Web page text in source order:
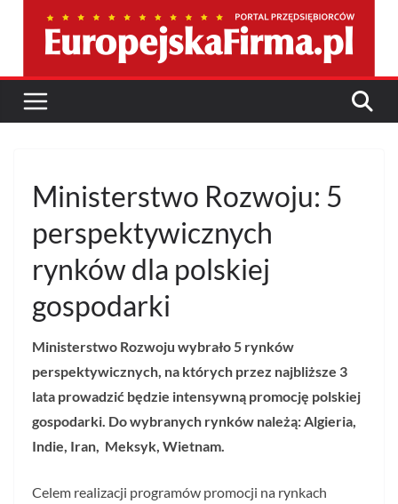
Ministerstwo Rozwoju: 5
perspektywicznych
rynków dla polskiej
gospodarki
Ministerstwo Rozwoju wybrało 5 rynków
perspektywicznych, na których przez najbliższe 3
lata prowadzić będzie intensywną promocję polskiej
gospodarki. Do wybranych rynków należą: Algieria,
Indie, Iran, Meksyk, Wietnam.
Celem realizacji programów promocji na rynkach